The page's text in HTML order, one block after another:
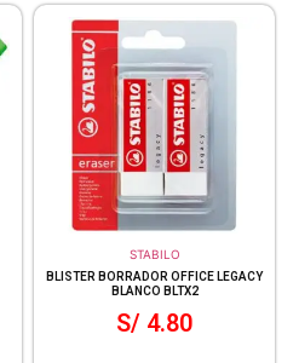
STABILO
BLISTER BORRADOR OFFICE LEGACY
BLANCO BLTX2
S/ 4.80